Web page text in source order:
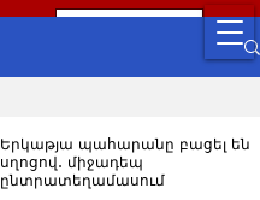
Երկաթյա պահարանը բացել են
սղոցով․ միջադեպ
ընտրատեղամասում